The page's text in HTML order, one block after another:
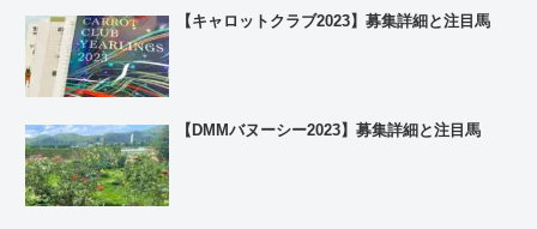
【キャロットクラブ2023】募集詳細と注目馬
【DMMバヌーシー2023】募集詳細と注目馬